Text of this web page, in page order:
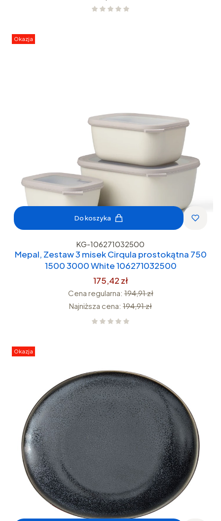
Okazja
Do koszyka
KG-106271032500
Mepal, Zestaw 3 misek Cirqula prostokątna 750
1500 3000 White 106271032500
175,42 zł
Cena regularna: 194,91 zł
Najniższa cena: 194,91 zł
Okazja